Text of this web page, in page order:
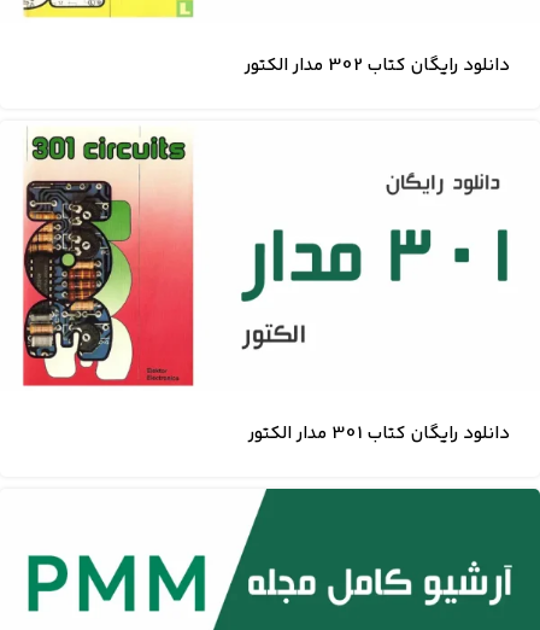
دانلود رایگان کتاب 302 مدار الکتور
دانلود رایگان کتاب 301 مدار الکتور